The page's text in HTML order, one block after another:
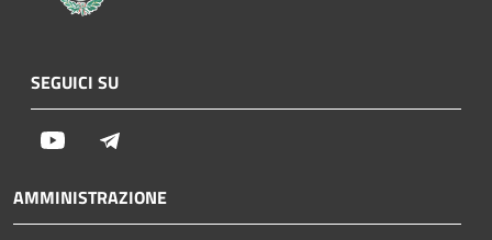
SEGUICI SU
Youtube
AMMINISTRAZIONE